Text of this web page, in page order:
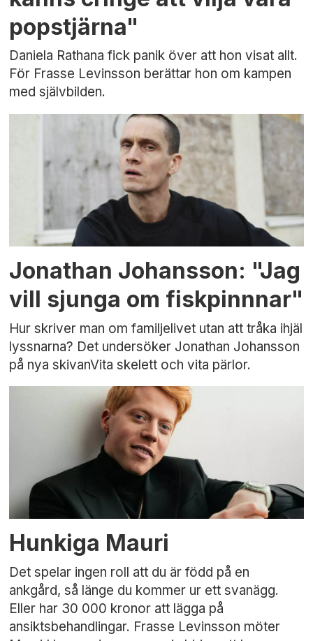
popstjärna"
Daniela Rathana fick panik över att hon visat allt.
För Frasse Levinsson berättar hon om kampen
med självbilden.
Jonathan Johansson: "Jag
vill sjunga om fiskpinnnar"
Hur skriver man om familjelivet utan att tråka ihjäl
lyssnarna? Det undersöker Jonathan Johansson
på nya skivanVita skelett och vita pärlor.
Hunkiga Mauri
Det spelar ingen roll att du är född på en
ankgård, så länge du kommer ur ett svanägg.
Eller har 30 000 kronor att lägga på
ansiktsbehandlingar. Frasse Levinsson möter